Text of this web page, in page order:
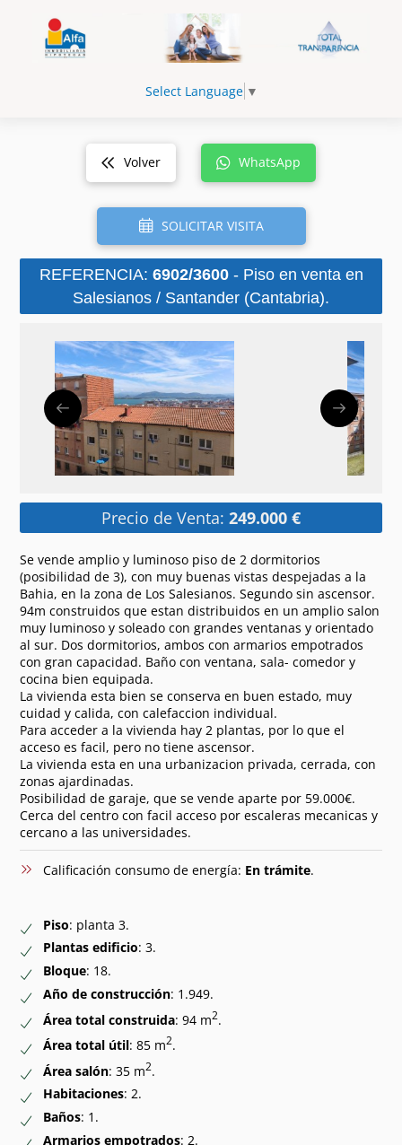
Select Language ▼
Volver WhatsApp
SOLICITAR VISITA
REFERENCIA: 6902/3600- Piso en venta en
Salesianos / Santander (Cantabria).
Precio de Venta: 249.000 €
Se vende amplio y luminoso piso de 2 dormitorios
(posibilidad de 3), con muy buenas vistas despejadas a la
Bahia, en la zona de Los Salesianos. Segundo sin ascensor.
94m construidos que estan distribuidos en un amplio salon
muy luminoso y soleado con grandes ventanas y orientado
al sur. Dos dormitorios, ambos con armarios empotrados
con gran capacidad. Baño con ventana, sala- comedor y
cocina bien equipada.
La vivienda esta bien se conserva en buen estado, muy
cuidad y calida, con calefaccion individual.
Para acceder a la vivienda hay 2 plantas, por lo que el
acceso es facil, pero no tiene ascensor.
La vivienda esta en una urbanizacion privada, cerrada, con
zonas ajardinadas.
Posibilidad de garaje, que se vende aparte por 59.000€.
Cerca del centro con facil acceso por escaleras mecanicas y
cercano a las universidades.
Calificación consumo de energía: En trámite.
Piso: planta 3.
Plantas edificio: 3.
Bloque: 18.
Año de construcción: 1.949.
Área total construida: 94 m2.
Área total útil: 85 m2.
Área salón: 35 m2.
Habitaciones: 2.
Baños: 1.
Armarios empotrados: 2.